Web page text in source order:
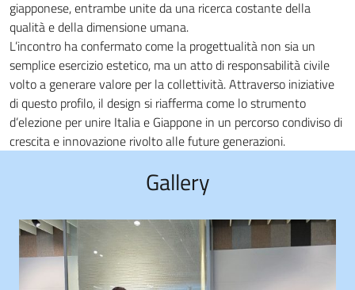
giapponese, entrambe unite da una ricerca costante della
qualità e della dimensione umana.
L’incontro ha confermato come la progettualità non sia un
semplice esercizio estetico, ma un atto di responsabilità civile
volto a generare valore per la collettività. Attraverso iniziative
di questo profilo, il design si riafferma come lo strumento
d’elezione per unire Italia e Giappone in un percorso condiviso di
crescita e innovazione rivolto alle future generazioni.
Gallery